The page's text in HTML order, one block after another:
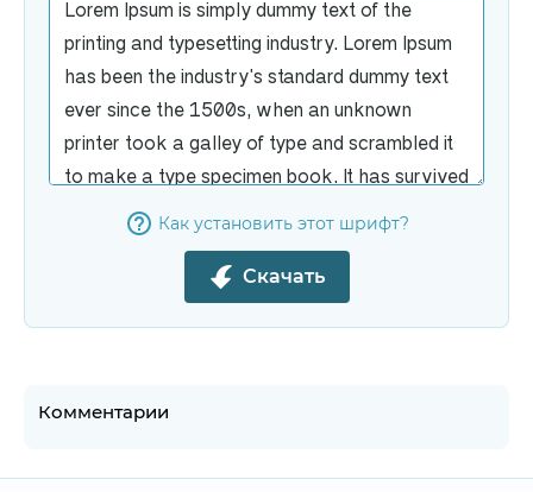
Как установить этот шрифт?
Скачать
Комментарии